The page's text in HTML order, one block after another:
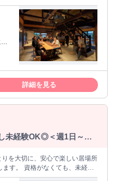
ます。 具体的な業務
ご家族との連携、支援記録の作
任者業務全般です。 あわせて、
・品質確認・職場定着支援も行
ル作成を含む） ・経理、事務
くことを期待しています。 宿泊
用者さんの就労機会を広げ、働
お
経
監
詳細を見る
未経験OK◎＜週1日～
を大切に、安心で楽しい居場所
す。 資格がなくても、未経験
遊び・スポーツ・宿題や自主学